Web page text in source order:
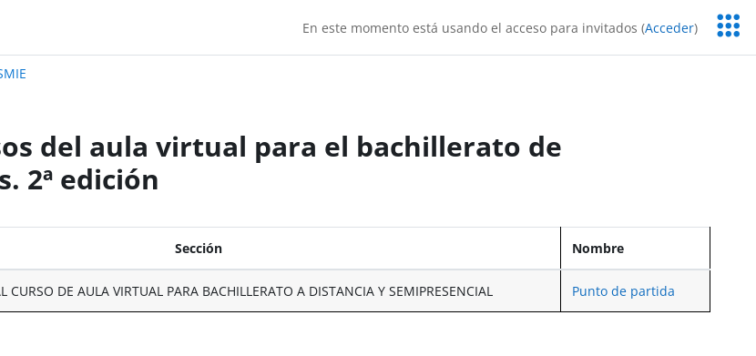
En este momento está usando el acceso para invitados (Acceder)
del aula virtual para el bachillerato de
2ª edición
Sección Nombre
CURSO DE AULA VIRTUAL PARA BACHILLERATO A DISTANCIA Y SEMIPRESENCIAL Punto de partida